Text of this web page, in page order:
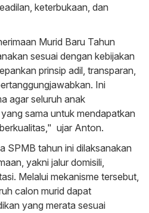
keterbukaan, dan
Murid Baru Tahun
sesuai dengan kebijakan
prinsip adil, transparan,
Ini
agar seluruh anak
sama untuk mendapatkan
ujar Anton.
SPMB tahun ini dilaksanakan
yakni jalur domisili,
Melalui mekanisme tersebut,
calon murid dapat
yang merata sesuai